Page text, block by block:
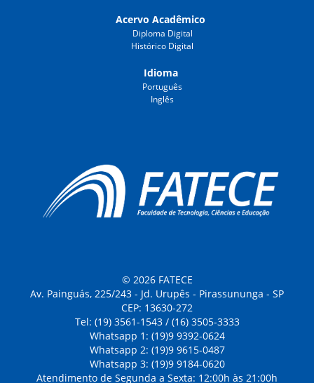
Acervo Acadêmico
Diploma Digital
Histórico Digital
Idioma
Português
Inglês
© 2026 FATECE
Av. Painguás, 225/243 - Jd. Urupês - Pirassununga - SP
CEP: 13630-272
Tel: (19) 3561-1543 / (16) 3505-3333
Whatsapp 1: (19)9 9392-0624
Whatsapp 2: (19)9 9615-0487
Whatsapp 3: (19)9 9184-0620
Atendimento de Segunda a Sexta: 12:00h às 21:00h